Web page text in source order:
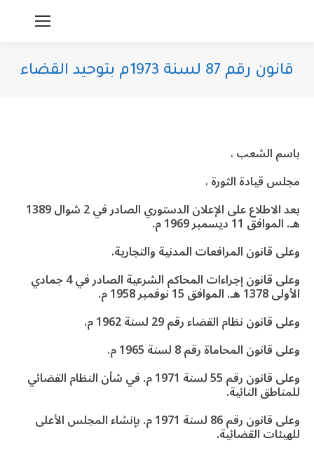
قانون رقم 87 لسنة 1973م بتوحيد القضاء
باسم الشعب ،
مجلس قيادة الثورة ،
بعد الاطلاع على الإعلان الدستوري الصادر في 2 شوال 1389
هـ. الموافق 11 ديسمبر 1969 م.
وعلى قانون المرافعات المدنية والتجارية.
وعلى قانون إجراءات المحاكم الشرعية الصادر في 4 جمادي
الأولى 1378 هـ. الموافق 15 نوفمبر 1958 م.
وعلى قانون نظام القضاء رقم 29 لسنة 1962 م.
وعلى قانون المحاماة رقم 8 لسنة 1965 م.
وعلى قانون رقم 55 لسنة 1971 م. في شأن النظام القضائي
للمناطق النائية.
وعلى قانون رقم 86 لسنة 1971 م. بإنشاء المجلس الأعلى
للهيئات القضائية.